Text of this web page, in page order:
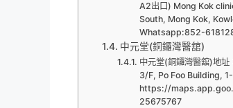
A2出口) Mong Kok
South, Mong Kok,
Whatsapp:852-
中元堂(銅鑼灣醫舘)
中元堂(銅鑼灣醫舘)地
3/F, Po Foo Building,
https://
25675767